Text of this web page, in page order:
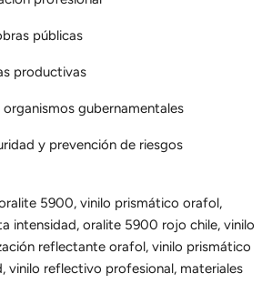
públicas
productivas
gubernamentales
y prevención de riesgos
5900, vinilo prismático orafol,
intensidad, oralite 5900 rojo chile, vinilo
reflectante orafol, vinilo prismático
vinilo reflectivo profesional, materiales